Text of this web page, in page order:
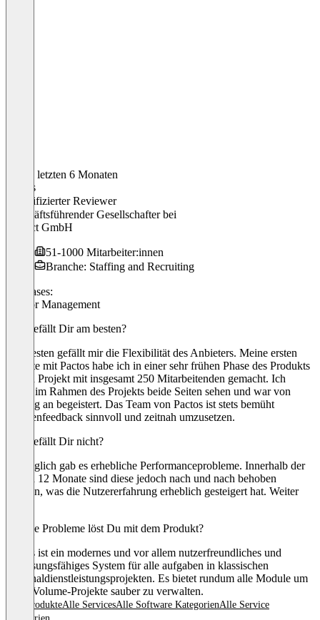
In den letzten 6 Monaten
Tobias
Verifizierter Reviewer
Geschäftsführender Gesellschafterbei
humect GmbH
51-1000 Mitarbeiter:innen
Branche: Staffing and Recruiting
Use cases:
Vendor Management
Was gefällt Dir am besten?
Am besten gefällt mir die Flexibilität des Anbieters. Meine ersten
Schritte mit Pactos habe ich in einer sehr frühen Phase des Produkts
für ein Projekt mit insgesamt 250 Mitarbeitenden gemacht. Ich
durfte im Rahmen des Projekts beide Seiten sehen und war von
Anfang an begeistert. Das Team von Pactos ist stets bemüht
Kundenfeedback sinnvoll und zeitnah umzusetzen.
Was gefällt Dir nicht?
Anfänglich gab es erhebliche Performanceprobleme. Innerhalb der
letzten 12 Monate sind diese jedoch nach und nach behoben
worden, was die Nutzererfahrung erheblich gesteigert hat. Weiter
Welche Probleme löst Du mit dem Produkt?
Pactos ist ein modernes und vor allem nutzerfreundliches und
anpassungsfähiges System für alle aufgaben in klassischen
Personaldienstleistungsprojekten. Es bietet rundum alle Module um
High-Volume-Projekte sauber zu verwalten.
Alle ProdukteAlle ServicesAlle Software KategorienAlle Service